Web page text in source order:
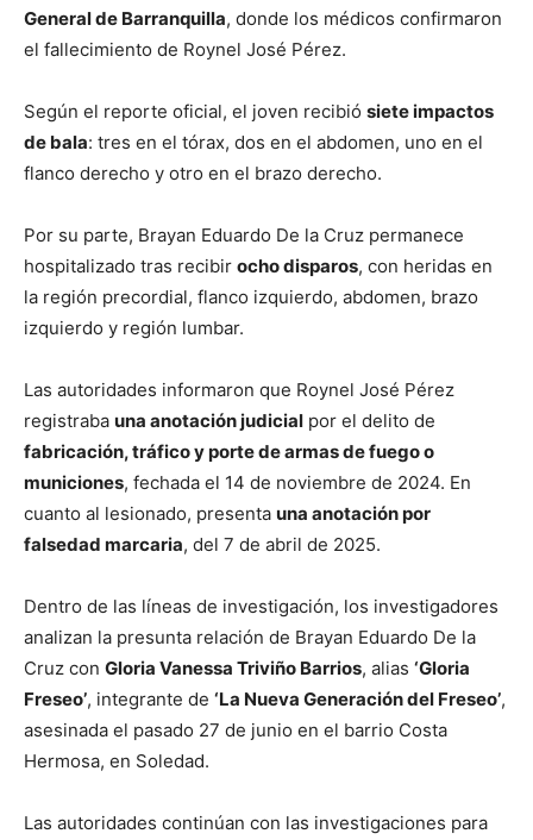
General de Barranquilla, donde los médicos confirmaron
el fallecimiento de Roynel José Pérez.
Según el reporte oficial, el joven recibió siete impactos
de bala: tres en el tórax, dos en el abdomen, uno en el
flanco derecho y otro en el brazo derecho.
Por su parte, Brayan Eduardo De la Cruz permanece
hospitalizado tras recibir ocho disparos, con heridas en
la región precordial, flanco izquierdo, abdomen, brazo
izquierdo y región lumbar.
Las autoridades informaron que Roynel José Pérez
registraba una anotación judicial por el delito de
fabricación, tráfico y porte de armas de fuego o
municiones, fechada el 14 de noviembre de 2024. En
cuanto al lesionado, presenta una anotación por
falsedad marcaria, del 7 de abril de 2025.
Dentro de las líneas de investigación, los investigadores
analizan la presunta relación de Brayan Eduardo De la
Cruz con Gloria Vanessa Triviño Barrios, alias ‘Gloria
Freseo’, integrante de ‘La Nueva Generación del Freseo’,
asesinada el pasado 27 de junio en el barrio Costa
Hermosa, en Soledad.
Las autoridades continúan con las investigaciones para